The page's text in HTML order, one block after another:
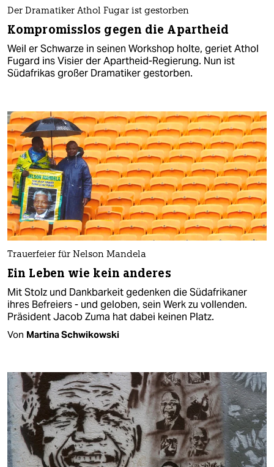
Der Dramatiker Athol Fugar ist gestorben
Kompromisslos gegen die Apartheid
Weil er Schwarze in seinen Workshop holte, geriet Athol
Fugard ins Visier der Apartheid-Regierung. Nun ist
Südafrikas großer Dramatiker gestorben.
Trauerfeier für Nelson Mandela
Ein Leben wie kein anderes
Mit Stolz und Dankbarkeit gedenken die Südafrikaner
ihres Befreiers - und geloben, sein Werk zu vollenden.
Präsident Jacob Zuma hat dabei keinen Platz.
Von Martina Schwikowski